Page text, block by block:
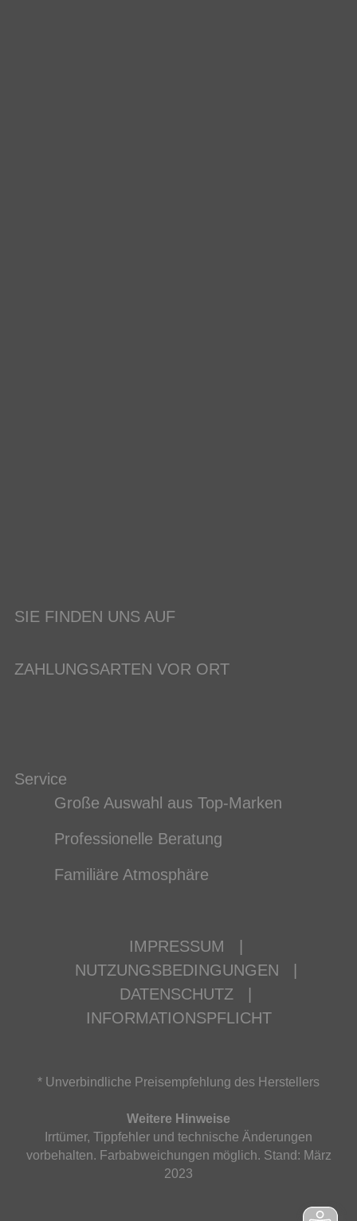
SIE FINDEN UNS AUF
ZAHLUNGSARTEN VOR ORT
Service
Große Auswahl aus Top-Marken
Professionelle Beratung
Familiäre Atmosphäre
IMPRESSUM
NUTZUNGSBEDINGUNGEN
DATENSCHUTZ
INFORMATIONSPFLICHT
* Unverbindliche Preisempfehlung des Herstellers
Weitere Hinweise
Irrtümer, Tippfehler und technische Änderungen
vorbehalten. Farbabweichungen möglich. Stand: März
2023